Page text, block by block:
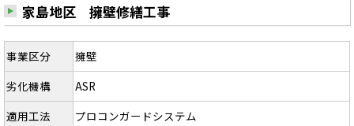
家島地区 擁壁修繕工事
事業区分
擁壁
劣化機構
ASR
適用工法
プロコンガードシステム